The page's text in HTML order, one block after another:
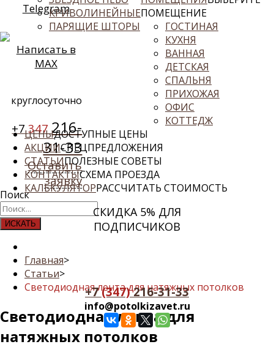
КРИВОЛИНЕЙНЫЕ
ПАРЯЩИЕ ШТОРЫ
ПОМЕЩЕНИЕ
ГОСТИНАЯ
КУХНЯ
ВАННАЯ
ДЕТСКАЯ
СПАЛЬНЯ
ПРИХОЖАЯ
ОФИС
КОТТЕДЖ
ЦЕНЫДОСТУПНЫЕ ЦЕНЫ
АКЦИИСПЕЦПРЕДЛОЖЕНИЯ
СТАТЬИПОЛЕЗНЫЕ СОВЕТЫ
КОНТАКТЫСХЕМА ПРОЕЗДА
КАЛЬКУЛЯТОРРАССЧИТАТЬ СТОИМОСТЬ
СКИДКА 5% ДЛЯ
ПОДПИСЧИКОВ
+7(347)216-31-33
info@potolkizavet.ru
Telegram
Написать в
MAX
круглосуточно
+7 347 216-
31-33
Оставить
заявку
Поиск
ИСКАТЬ
Главная>
Статьи>
Светодиодная лента для натяжных потолков
Светодиодная лента для
натяжных потолков